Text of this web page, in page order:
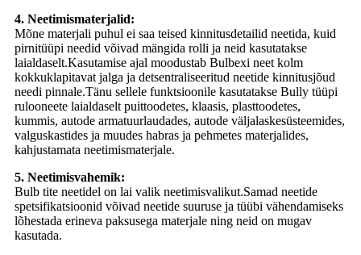
4. Neetimismaterjalid:
Mõne materjali puhul ei saa teised kinnitusdetailid neetida, kuid
pirnitüüpi needid võivad mängida rolli ja neid kasutatakse
laialdaselt.Kasutamise ajal moodustab Bulbexi neet kolm
kokkuklapitavat jalga ja detsentraliseeritud neetide kinnitusjõud
needi pinnale.Tänu sellele funktsioonile kasutatakse Bully tüüpi
rulooneete laialdaselt puittoodetes, klaasis, plasttoodetes,
kummis, autode armatuurlaudades, autode väljalaskesüsteemides,
valguskastides ja muudes habras ja pehmetes materjalides,
kahjustamata neetimismaterjale.
5. Neetimisvahemik:
Bulb tite neetidel on lai valik neetimisvalikut.Samad neetide
spetsifikatsioonid võivad neetide suuruse ja tüübi vähendamiseks
lõhestada erineva paksusega materjale ning neid on mugav
kasutada.